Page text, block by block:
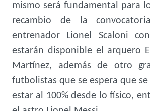
mismo será fundamental para
recambio de la
entrenador Lionel Scaloni
estarán disponible el arquero
Martínez, además de otro
futbolistas que se espera que
estar al 100% desde lo físico,